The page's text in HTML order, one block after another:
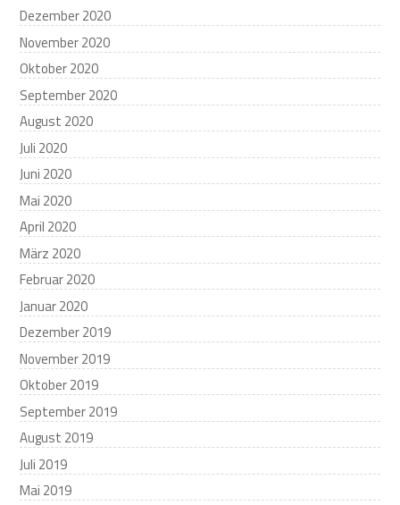
Dezember 2020
November 2020
Oktober 2020
September 2020
August 2020
Juli 2020
Juni 2020
Mai 2020
April 2020
März 2020
Februar 2020
Januar 2020
Dezember 2019
November 2019
Oktober 2019
September 2019
August 2019
Juli 2019
Mai 2019